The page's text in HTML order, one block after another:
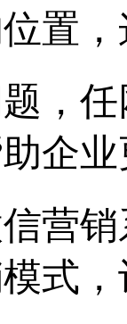
置
，
企
营
式